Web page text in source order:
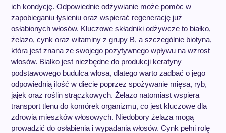
ich kondycję. Odpowiednie odżywianie może pomóc w
zapobieganiu łysieniu oraz wspierać regenerację już
osłabionych włosów. Kluczowe składniki odżywcze to białko,
żelazo, cynk oraz witaminy z grupy B, a szczególnie biotyna,
która jest znana ze swojego pozytywnego wpływu na wzrost
włosów. Białko jest niezbędne do produkcji keratyny –
podstawowego budulca włosa, dlatego warto zadbać o jego
odpowiednią ilość w diecie poprzez spożywanie mięsa, ryb,
jajek oraz roślin strączkowych. Żelazo natomiast wspiera
transport tlenu do komórek organizmu, co jest kluczowe dla
zdrowia mieszków włosowych. Niedobory żelaza mogą
prowadzić do osłabienia i wypadania włosów. Cynk pełni rolę